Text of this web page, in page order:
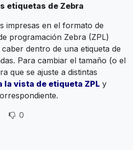
etiquetas de Zebra
impresas en el formato de
programación Zebra (ZPL)
dentro de una etiqueta de
Para cambiar el tamaño (o el
que se ajuste a distintas
la vista de etiqueta ZPL y
0